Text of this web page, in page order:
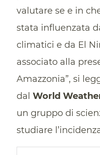
valutare se e in
stata influenzata
climatici e da El
associato alla
Amazzonia”, si
dal World
un gruppo di
studiare